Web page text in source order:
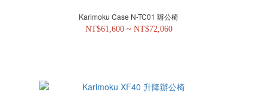
Karimoku Case N-TC01 辦公椅
NT$61,600 ~ NT$72,060